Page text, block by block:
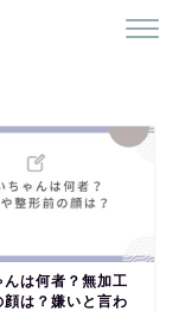
んは何者？無加工
顔は？嫌いと言わ